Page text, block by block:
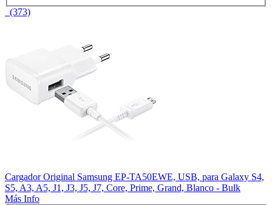
(373)
Cargador Original Samsung EP-TA50EWE, USB, para Galaxy S4,
S5, A3, A5, J1, J3, J5, J7, Core, Prime, Grand, Blanco - Bulk
Más Info